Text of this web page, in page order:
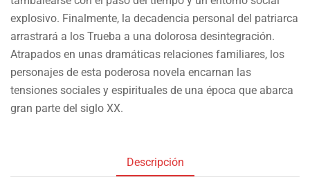
explosivo. Finalmente, la decadencia personal del patriarca
arrastrará a los Trueba a una dolorosa desintegración.
Atrapados en unas dramáticas relaciones familiares, los
personajes de esta poderosa novela encarnan las
tensiones sociales y espirituales de una época que abarca
gran parte del siglo XX.
Descripción